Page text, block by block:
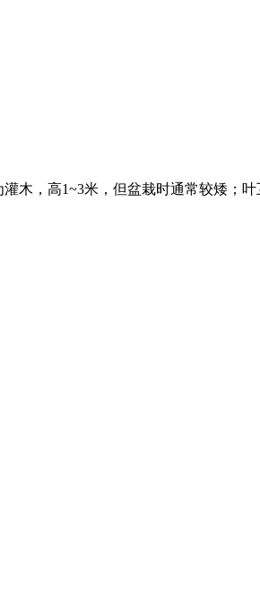
木，高1~3米，但盆栽时通常较矮；